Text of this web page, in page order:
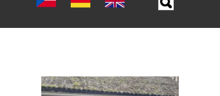
PO STOPÁCH J. W. GOETHA